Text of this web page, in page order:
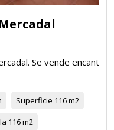
Se vende encant
Superficie 116 m2
116 m2